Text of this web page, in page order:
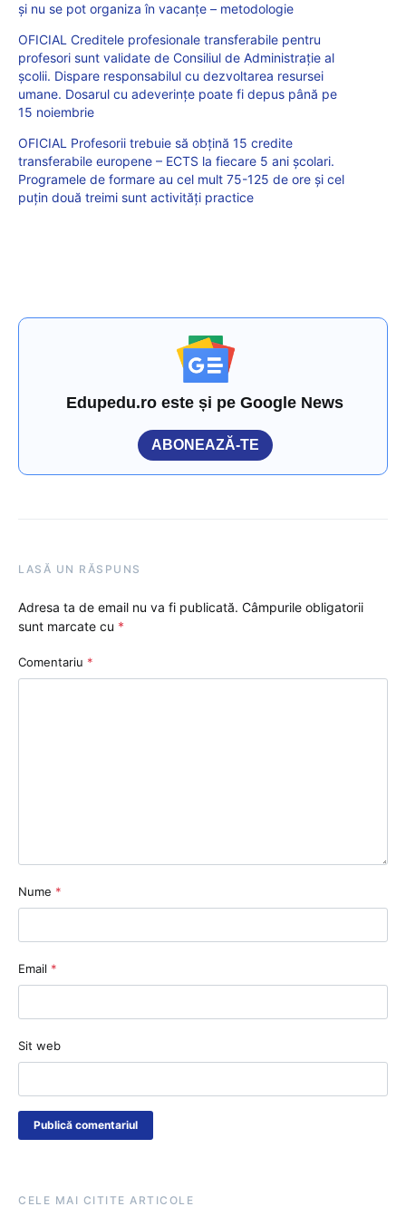
și nu se pot organiza în vacanțe – metodologie
OFICIAL Creditele profesionale transferabile pentru
profesori sunt validate de Consiliul de Administrație al
școlii. Dispare responsabilul cu dezvoltarea resursei
umane. Dosarul cu adeverințe poate fi depus până pe
15 noiembrie
OFICIAL Profesorii trebuie să obțină 15 credite
transferabile europene – ECTS la fiecare 5 ani școlari.
Programele de formare au cel mult 75-125 de ore și cel
puțin două treimi sunt activități practice
Edupedu.ro este și pe Google News
ABONEAZĂ-TE
LASĂ UN RĂSPUNS
Adresa ta de email nu va fi publicată. Câmpurile obligatorii
sunt marcate cu *
Comentariu *
Nume *
Email *
Sit web
CELE MAI CITITE ARTICOLE